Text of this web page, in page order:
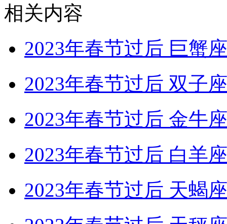
相关内容
2023年春节过后 巨蟹
2023年春节过后 双子
2023年春节过后 金牛
2023年春节过后 白羊
2023年春节过后 天蝎